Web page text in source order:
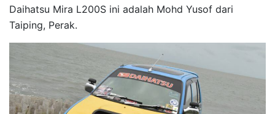
Daihatsu Mira L200S ini adalah Mohd Yusof dari
Taiping, Perak.